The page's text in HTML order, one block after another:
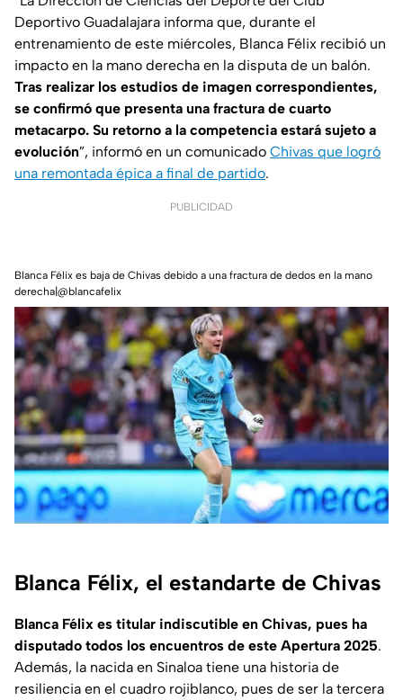
Deportivo Guadalajara informa que, durante el
entrenamiento de este miércoles, Blanca Félix recibió un
impacto en la mano derecha en la disputa de un balón.
Tras realizar los estudios de imagen correspondientes,
se confirmó que presenta una fractura de cuarto
metacarpo. Su retorno a la competencia estará sujeto a
evolución”, informó en un comunicado Chivas que logró
una remontada épica a final de partido.
PUBLICIDAD
Blanca Félix es baja de Chivas debido a una fractura de dedos en la mano
derecha|@blancafelix
Blanca Félix, el estandarte de Chivas
Blanca Félix es titular indiscutible en Chivas, pues ha
disputado todos los encuentros de este Apertura 2025.
Además, la nacida en Sinaloa tiene una historia de
resiliencia en el cuadro rojiblanco, pues de ser la tercera